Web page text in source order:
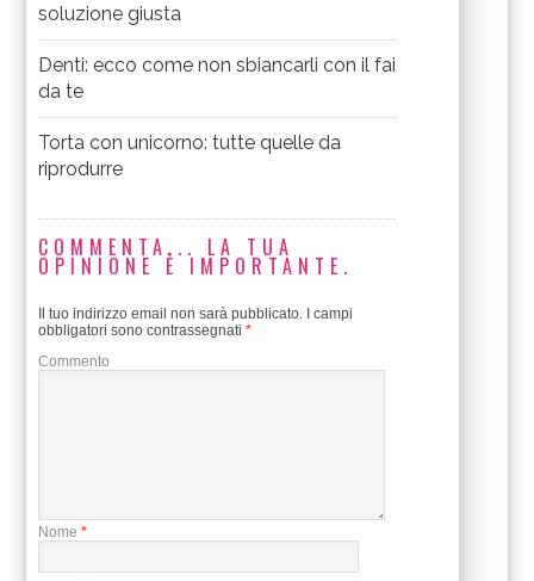
soluzione giusta
Denti: ecco come non sbiancarli con il fai
da te
Torta con unicorno: tutte quelle da
riprodurre
COMMENTA... LA TUA
OPINIONE È IMPORTANTE.
Il tuo indirizzo email non sarà pubblicato. I campi
obbligatori sono contrassegnati*
Commento
Nome *